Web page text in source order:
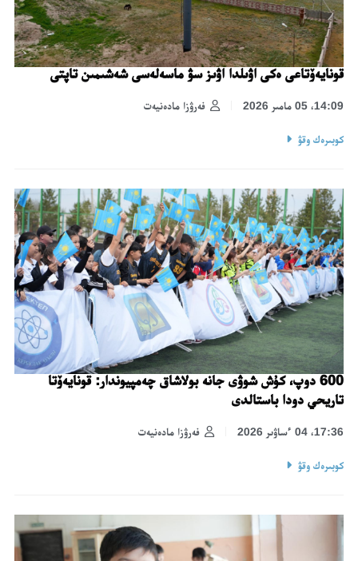
قونايەۆتاعى ەكى اۋىلدا اۋىز سۋ ماسەلەسى شەشىمىن تاپتى
فەرۋزا مادەنيەت 14:09، 05 مامىر 2026
كوبىرەك وقۋ
600 دوپ، كۇش شوۋى جانە بولاشاق چەمپيوندار: قونايەۆتا
تاريحي دودا باستالدى
فەرۋزا مادەنيەت 17:36، 04 ءساۋىر 2026
كوبىرەك وقۋ